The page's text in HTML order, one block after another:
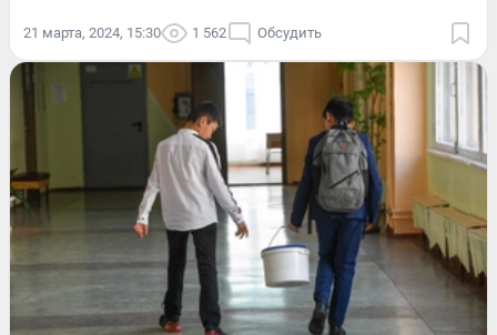
21 марта, 2024, 15:30 1 562 Обсудить